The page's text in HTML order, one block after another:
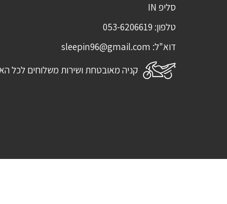
סליפ IN
טלפון: 053-6206619
דוא"ל: sleepin96@gmail.com
קניה מאובטחת ושירות משלוחים לכל